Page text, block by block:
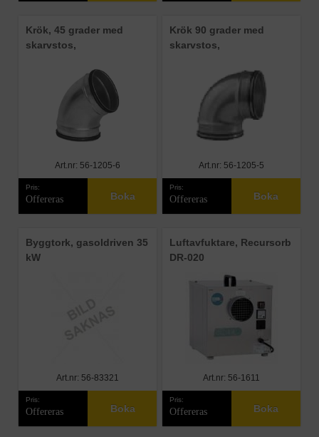
Krök, 45 grader med
skarvstos,
Art.nr: 56-1205-6
Pris:
Offereras Boka
Krök 90 grader med
skarvstos,
Art.nr: 56-1205-5
Pris:
Offereras Boka
Byggtork, gasoldriven 35
kW
Art.nr: 56-83321
Pris:
Offereras Boka
Luftavfuktare, Recursorb
DR-020
Art.nr: 56-1611
Pris:
Offereras Boka